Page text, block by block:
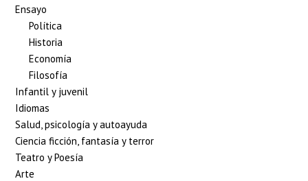
Ensayo
Política
Historia
Economía
Filosofía
Infantil y juvenil
Idiomas
Salud, psicología y autoayuda
Ciencia ficción, fantasía y terror
Teatro y Poesía
Arte